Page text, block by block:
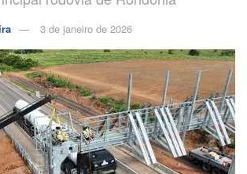
3 de janeiro de 2026